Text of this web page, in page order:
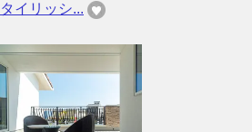
タイリッシ...